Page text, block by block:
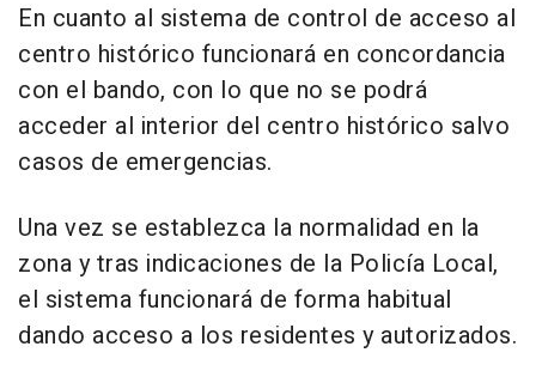
En cuanto al sistema de control de acceso al
centro histórico funcionará en concordancia
con el bando, con lo que no se podrá
acceder al interior del centro histórico salvo
casos de emergencias.
Una vez se establezca la normalidad en la
zona y tras indicaciones de la Policía Local,
el sistema funcionará de forma habitual
dando acceso a los residentes y autorizados.